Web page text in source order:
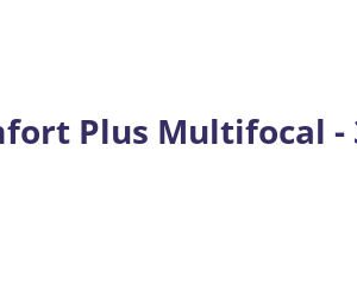
Plus Multifocal -